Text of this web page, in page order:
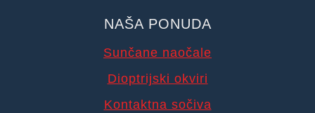
NAŠA PONUDA
Sunčane naočale
Dioptrijski okviri
Kontaktna sočiva